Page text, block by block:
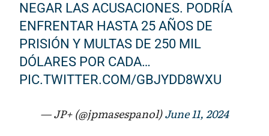
NEGAR LAS ACUSACIONES. PODRÍA
ENFRENTAR HASTA 25 AÑOS DE
PRISIÓN Y MULTAS DE 250 MIL
DÓLARES POR CADA…
PIC.TWITTER.COM/GBJYDD8WXU
— JP+ (@jpmasespanol)June 11, 2024